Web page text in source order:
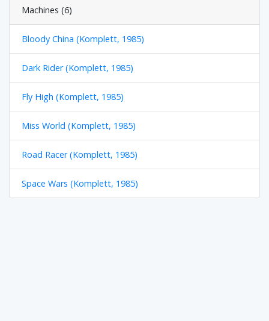
Machines (6)
Bloody China (Komplett, 1985)
Dark Rider (Komplett, 1985)
Fly High (Komplett, 1985)
Miss World (Komplett, 1985)
Road Racer (Komplett, 1985)
Space Wars (Komplett, 1985)